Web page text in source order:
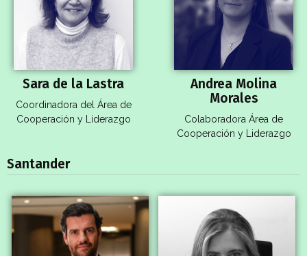
Sara de la Lastra
Coordinadora del Área de
Cooperación y Liderazgo
Andrea Molina
Morales
Colaboradora Área de
Cooperación y Liderazgo
Santander